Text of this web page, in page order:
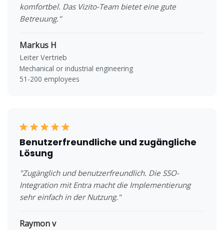
komfortbel. Das Vizito-Team bietet eine gute
Betreuung."
Markus H
Leiter Vertrieb
Mechanical or industrial engineering
51-200 employees
Benutzerfreundliche und zugängliche
Lösung
"Zugänglich und benutzerfreundlich. Die SSO-
Integration mit Entra macht die Implementierung
sehr einfach in der Nutzung."
Raymon v